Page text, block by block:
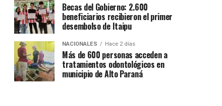
Becas del Gobierno: 2.600
beneficiarios recibieron el primer
desembolso de Itaipu
NACIONALES Hace 2 días
Más de 600 personas acceden a
tratamientos odontológicos en
municipio de Alto Paraná